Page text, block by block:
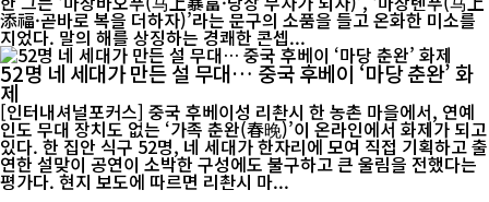
添福·곧바로 복을 더하자)’라는 문구의 소품을 들고 온화한 미소를
지었다. 말의 해를 상징하는 경쾌한 콘셉...
52명 네 세대가 만든 설 무대… 중국 후베이 ‘마당 춘완’ 화
제
[인터내셔널포커스] 중국 후베이성 리촨시 한 농촌 마을에서, 연예
인도 무대 장치도 없는 ‘가족 춘완(春晚)’이 온라인에서 화제가 되고
있다. 한 집안 식구 52명, 네 세대가 한자리에 모여 직접 기획하고 출
연한 설맞이 공연이 소박한 구성에도 불구하고 큰 울림을 전했다는
평가다. 현지 보도에 따르면 리촨시 마...